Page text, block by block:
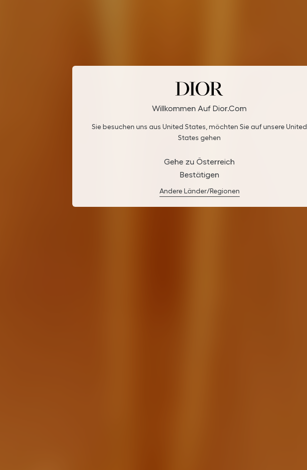
Willkommen Auf Dior.com
Sie besuchen uns aus United States, möchten Sie auf unsere United
States gehen
Gehe zu Österreich
Bestätigen
Andere Länder/Regionen